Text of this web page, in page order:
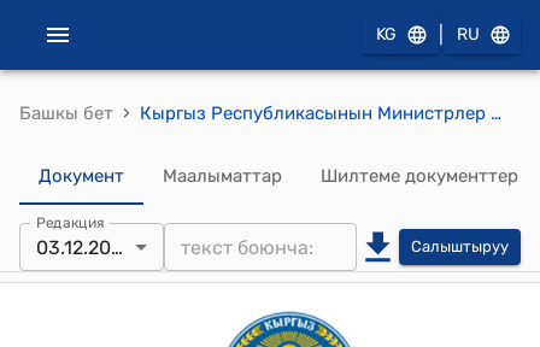
KG RU
Башкы бет › Кыргыз Республикасынын Министрлер Кабинетинин 2024-жылдын 20-мартындагы № 106-т (Кыргыз Республикасынын Президентинин 2024-жылдын 22-январындагы 5 "Кыргыз Республикасынын экономикасын динамикалуу өнүктүрүү үчүн полиметаллдарды жана сейрек кездешүүчү жер элементтерин казып алуу боюнча улуттук долбоорду ишке ашыруу жөнүндө" Жарлыгын ишке ашыруу боюнча иш-чаралар планын бекитүү тууралуу) Тескемеси
Документ Маалыматтар Шилтеме документтер
Редакция
03.12.2024 Салыштыруу